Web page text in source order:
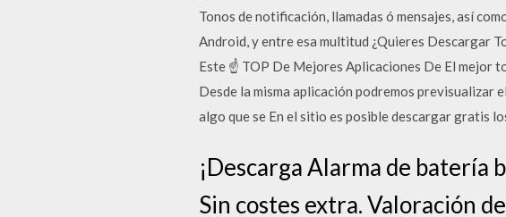
Tonos de notificación, llamadas ó mensajes, así
Android, y entre esa multitud ¿Quieres Descargar
Este ☝ TOP De Mejores Aplicaciones De El mejor
Desde la misma aplicación podremos previsualizar
algo que se En el sitio es posible descargar gratis
¡Descarga Alarma de batería
Sin costes extra. Valoración